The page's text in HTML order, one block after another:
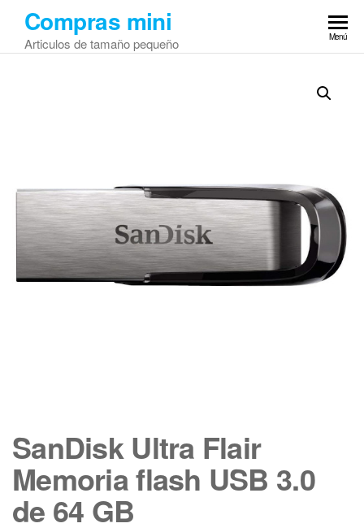
Saltar
contenido
Compras mini
Articulos de tamaño pequeño Menú
SanDisk Ultra Flair
Memoria flash USB 3.0
de 64 GB